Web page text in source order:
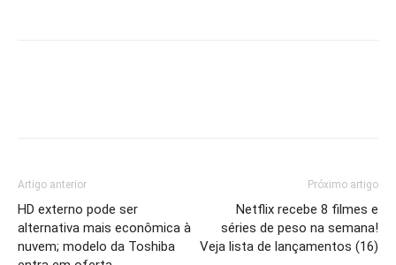
Artigo anterior
HD externo pode ser
alternativa mais econômica à
nuvem; modelo da Toshiba
Próximo artigo
Netflix recebe 8 filmes e
séries de peso na semana!
Veja lista de lançamentos (16)